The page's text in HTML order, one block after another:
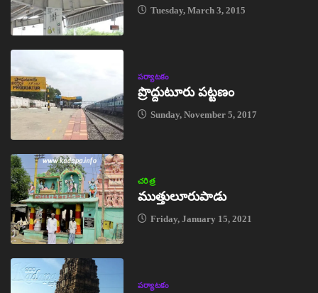
Tuesday, March 3, 2015
పర్యాటకం
ప్రొద్దుటూరు పట్టణం
Sunday, November 5, 2017
చరిత్ర
ముత్తులూరుపాడు
Friday, January 15, 2021
పర్యాటకం